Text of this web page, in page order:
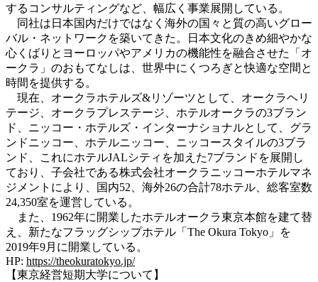
するコンサルティングなど、幅広く事業展開している。
同社は日本国内だけではなく海外の国々と質の高いグロー
バル・ネットワークを築いてきた。日本文化のきめ細やかな
心くばりとヨーロッパやアメリカの機能性を融合させた「オ
ークラ」のおもてなしは、世界中にくつろぎと快適な空間と
時間を提供する。
現在、オークラホテルズ&リゾーツとして、オークラヘリ
テージ、オークラプレステージ、ホテルオークラの3ブラン
ド、ニッコー・ホテルズ・インターナショナルとして、グラ
ンドニッコー、ホテルニッコー、ニッコースタイルの3ブラ
ンド、これにホテルJALシティを加えた7ブランドを展開し
ており、子会社である株式会社オークラニッコーホテルマネ
ジメントにより、国内52、海外26の合計78ホテル、総客室数
24,350室を運営している。
また、1962年に開業したホテルオークラ東京本館を建て替
え、新たなフラッグシップホテル「The Okura Tokyo」を
2019年9月に開業している。
HP: https://theokuratokyo.jp/
【東京経営短期大学について】